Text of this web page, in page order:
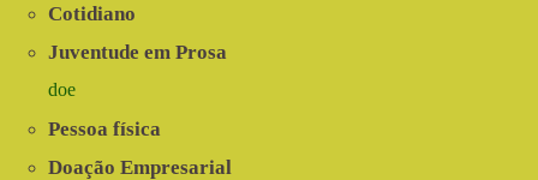
Cotidiano
Juventude em Prosa
doe
Pessoa física
Doação Empresarial